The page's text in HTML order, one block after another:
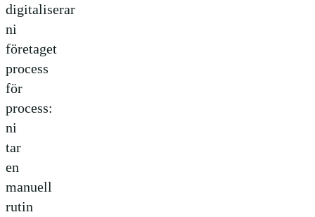
digitaliserar
ni
företaget
process
för
process:
ni
tar
en
manuell
rutin